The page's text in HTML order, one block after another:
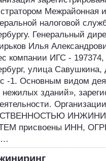
Межрайонная
налоговой
Генеральный
Илья
компании ИГС - 197374,
улица Савушкина,
-1. Основным видом
зданий»,
присвоены ИНН,